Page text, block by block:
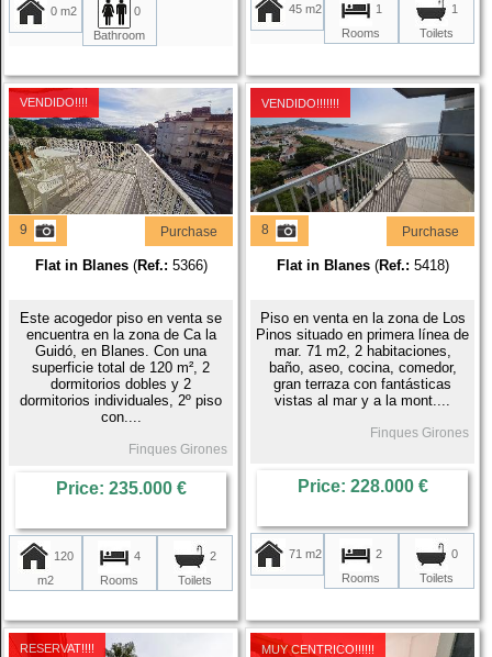
0 m2
0
Bathroom
45 m2
1
Rooms
1
Toilets
VENDIDO!!!!
9 Purchase
Flat in Blanes(Ref.: 5366)
Este acogedor piso en venta se
encuentra en la zona de Ca la
Guidó, en Blanes. Con una
superficie total de 120 m², 2
dormitorios dobles y 2
dormitorios individuales, 2º piso
con....
Finques Girones
Price: 235.000 €
120
m2
4
Rooms
2
Toilets
VENDIDO!!!!!!!
8 Purchase
Flat in Blanes(Ref.: 5418)
Piso en venta en la zona de Los
Pinos situado en primera línea de
mar. 71 m2, 2 habitaciones,
baño, aseo, cocina, comedor,
gran terraza con fantásticas
vistas al mar y a la mont....
Finques Girones
Price: 228.000 €
71 m2
2
Rooms
0
Toilets
RESERVAT!!!! MUY CENTRICO!!!!!!